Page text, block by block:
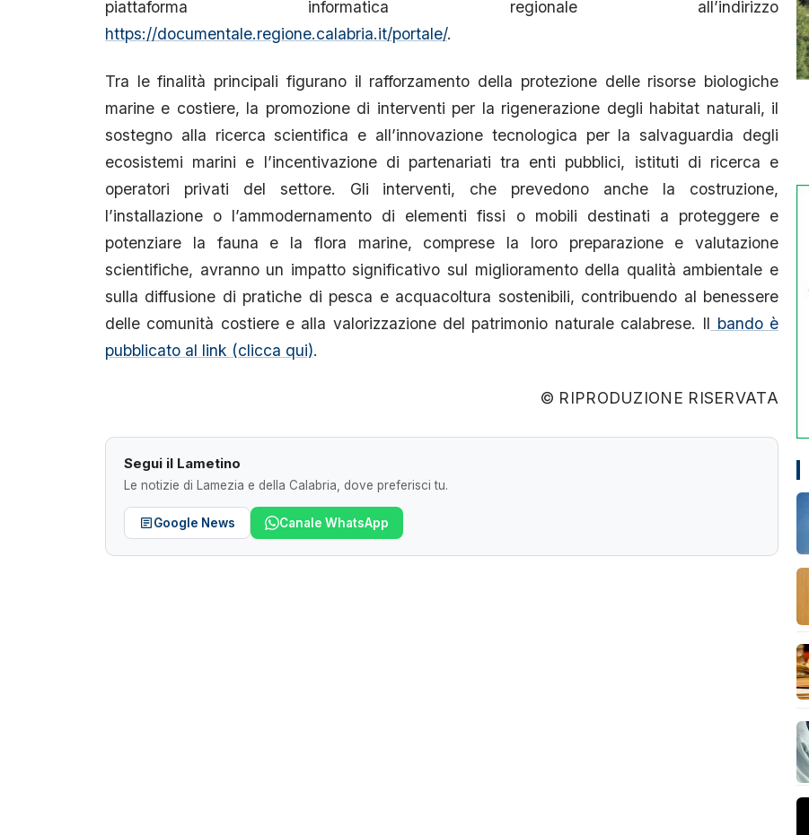
piattaforma informatica regionale all’indirizzo
https://documentale.regione.calabria.it/portale/.
Tra le finalità principali figurano il rafforzamento della protezione delle risorse biologiche
marine e costiere, la promozione di interventi per la rigenerazione degli habitat naturali, il
sostegno alla ricerca scientifica e all’innovazione tecnologica per la salvaguardia degli
ecosistemi marini e l’incentivazione di partenariati tra enti pubblici, istituti di ricerca e
operatori privati del settore. Gli interventi, che prevedono anche la costruzione,
l’installazione o l’ammodernamento di elementi fissi o mobili destinati a proteggere e
potenziare la fauna e la flora marine, comprese la loro preparazione e valutazione
scientifiche, avranno un impatto significativo sul miglioramento della qualità ambientale e
sulla diffusione di pratiche di pesca e acquacoltura sostenibili, contribuendo al benessere
delle comunità costiere e alla valorizzazione del patrimonio naturale calabrese. Il bando è
pubblicato al link (clicca qui).
© RIPRODUZIONE RISERVATA
Segui il Lametino
Le notizie di Lamezia e della Calabria, dove preferisci tu.
Google News Canale WhatsApp